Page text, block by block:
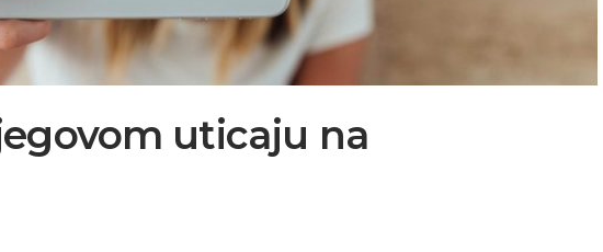
uticaju na